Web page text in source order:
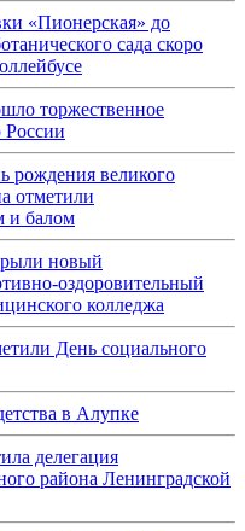
«Пионерская» до
сада скоро
торжественное
рождения великого
отметили
и балом
новый
оздоровительный
колледжа
День социального
в Алупке
делегация
района Ленинградской